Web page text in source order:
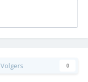
Volgers 0